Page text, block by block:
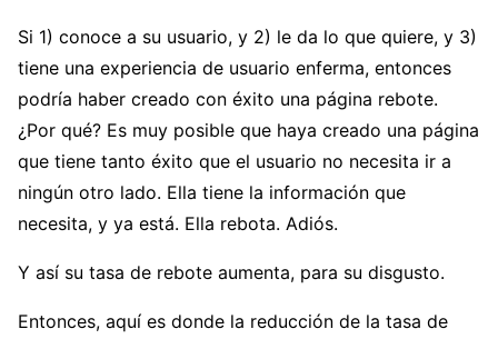
Si 1) conoce a su usuario, y 2) le da lo que quiere, y 3)
tiene una experiencia de usuario enferma, entonces
podría haber creado con éxito una página rebote.
¿Por qué? Es muy posible que haya creado una página
que tiene tanto éxito que el usuario no necesita ir a
ningún otro lado. Ella tiene la información que
necesita, y ya está. Ella rebota. Adiós.
Y así su tasa de rebote aumenta, para su disgusto.
Entonces, aquí es donde la reducción de la tasa de